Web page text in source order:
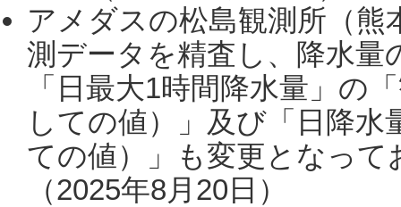
アメダスの松島観測所（熊
測データを精査し、降水
「日最大1時間降水量」の
しての値）」及び「日降
ての値）」も変更となっ
（2025年8月20日）